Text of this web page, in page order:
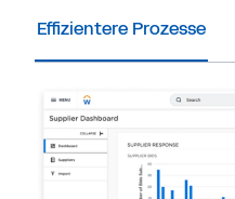
Effizientere Prozesse